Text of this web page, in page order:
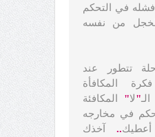
فشله في التحكم
من نفسه
تتطور عند
المكافأة
"لا" المكافئة
في مخارجه
.. آخذك